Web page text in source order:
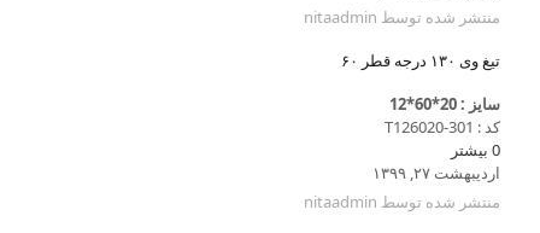
منتشر شده توسط nitaadmin
تیغ وی ۱۳۰ درجه قطر ۶۰
سایز : 20*60*12
کد : T126020-301
0 بیشتر
اردیبهشت ۲۷, ۱۳۹۹
منتشر شده توسط nitaadmin